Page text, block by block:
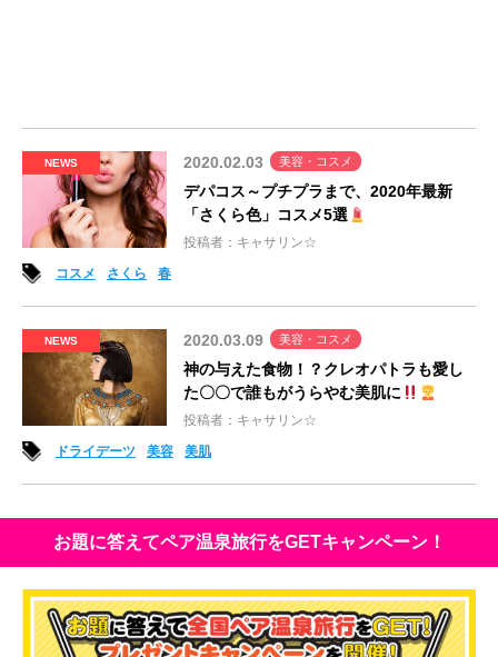
NEWS 2020.02.03 美容・コスメ
デパコス～プチプラまで、2020年最新
「さくら色」コスメ5選
投稿者：キャサリン☆
コスメ
さくら 春
NEWS 2020.03.09 美容・コスメ
神の与えた食物！？クレオパトラも愛し
た〇〇で誰もがうらやむ美肌に
投稿者：キャサリン☆
ドライデーツ
美容 美肌
お題に答えてペア温泉旅行をGETキャンペーン！